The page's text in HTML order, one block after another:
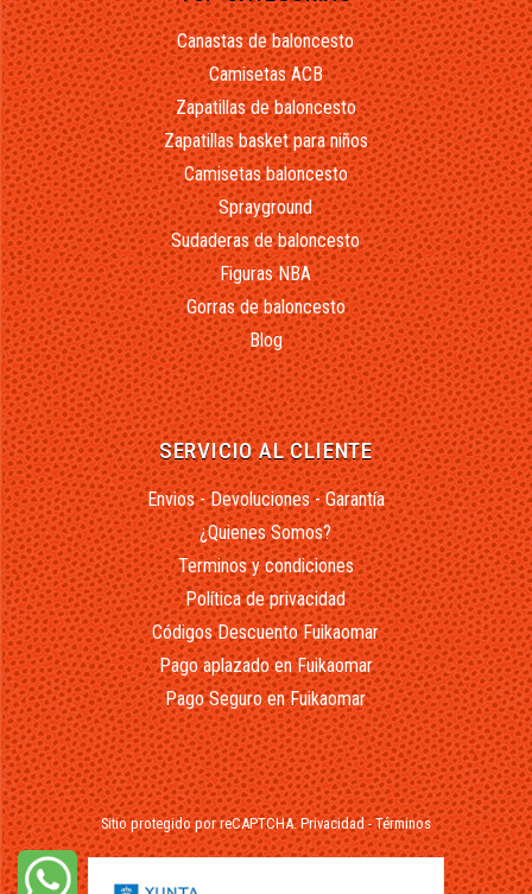
Canastas de baloncesto
Camisetas ACB
Zapatillas de baloncesto
Zapatillas basket para niños
Camisetas baloncesto
Sprayground
Sudaderas de baloncesto
Figuras NBA
Gorras de baloncesto
Blog
SERVICIO AL CLIENTE
Envios - Devoluciones - Garantía
¿Quienes Somos?
Terminos y condiciones
Política de privacidad
Códigos Descuento Fuikaomar
Pago aplazado en Fuikaomar
Pago Seguro en Fuikaomar
Sitio protegido por reCAPTCHA.Privacidad-Términos